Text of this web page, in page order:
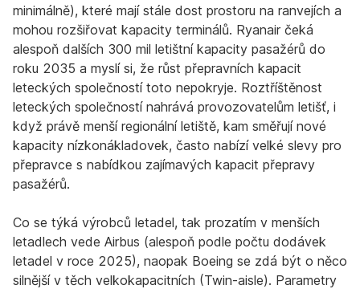
minimálně), které mají stále dost prostoru na ranvejích a
mohou rozšiřovat kapacity terminálů. Ryanair čeká
alespoň dalších 300 mil letištní kapacity pasažérů do
roku 2035 a myslí si, že růst přepravních kapacit
leteckých společností toto nepokryje. Roztříštěnost
leteckých společností nahrává provozovatelům letišť, i
když právě menší regionální letiště, kam směřují nové
kapacity nízkonákladovek, často nabízí velké slevy pro
přepravce s nabídkou zajímavých kapacit přepravy
pasažérů.
Co se týká výrobců letadel, tak prozatím v menších
letadlech vede Airbus (alespoň podle počtu dodávek
letadel v roce 2025), naopak Boeing se zdá být o něco
silnější v těch velkokapacitních (Twin-aisle). Parametry